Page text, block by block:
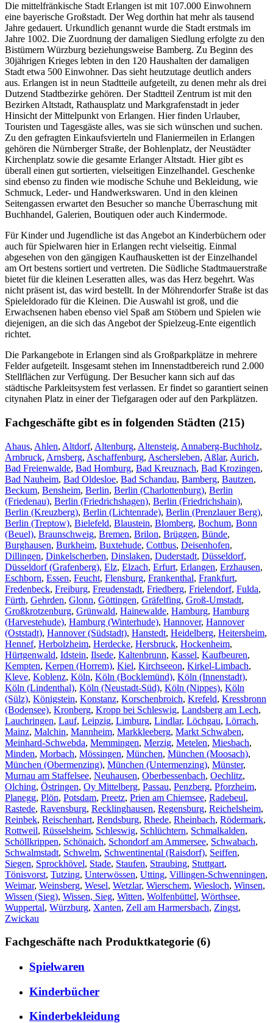
Die mittelfränkische Stadt Erlangen ist mit 107.000 Einwohnern
eine bayerische Großstadt. Der Weg dorthin hat mehr als tausend
Jahre gedauert. Urkundlich genannt wurde die Stadt erstmals im
Jahre 1002. Die Zuordnung der damaligen Siedlung erfolgte zu den
Bistümern Würzburg beziehungsweise Bamberg. Zu Beginn des
30jährigen Krieges lebten in den 120 Haushalten der damaligen
Stadt etwa 500 Einwohner. Das sieht heutzutage deutlich anders
aus. Erlangen ist in neun Stadtteile aufgeteilt, zu denen mehr als drei
Dutzend Stadtbezirke gehören. Der Stadtteil Zentrum ist mit den
Bezirken Altstadt, Rathausplatz und Markgrafenstadt in jeder
Hinsicht der Mittelpunkt von Erlangen. Hier finden Urlauber,
Touristen und Tagesgäste alles, was sie sich wünschen und suchen.
Zu den gefragten Einkaufsvierteln und Flaniermeilen in Erlangen
gehören die Nürnberger Straße, der Bohlenplatz, der Neustädter
Kirchenplatz sowie die gesamte Erlanger Altstadt. Hier gibt es
überall einen gut sortierten, vielseitigen Einzelhandel. Geschenke
sind ebenso zu finden wie modische Schuhe und Bekleidung, wie
Schmuck, Leder- und Handwerkswaren. Und in den kleinen
Seitengassen erwartet den Besucher so manche Überraschung mit
Buchhandel, Galerien, Boutiquen oder auch Kindermode.
Für Kinder und Jugendliche ist das Angebot an Kinderbüchern oder
auch für Spielwaren hier in Erlangen recht vielseitig. Einmal
abgesehen von den gängigen Kaufhausketten ist der Einzelhandel
am Ort bestens sortiert und vertreten. Die Südliche Stadtmauerstraße
bietet für die kleinen Leseratten alles, was das Herz begehrt. Was
nicht präsent ist, das wird bestellt. In der Möhrendorfer Straße ist das
Spieleldorado für die Kleinen. Die Auswahl ist groß, und die
Erwachsenen haben ebenso viel Spaß am Stöbern und Spielen wie
diejenigen, an die sich das Angebot der Spielzeug-Ente eigentlich
richtet.
Die Parkangebote in Erlangen sind als Großparkplätze in mehrere
Felder aufgeteilt. Insgesamt stehen im Innenstadtbereich rund 2.000
Stellflächen zur Verfügung. Der Besucher kann sich auf das
städtische Parkleitsystem fest verlassen. Er findet so garantiert seinen
citynahen Platz in einer der Tiefgaragen oder auf den Parkplätzen.
Fachgeschäfte gibt es in folgenden Städten (215)
Ahaus, Ahlen, Altdorf, Altenburg, Altensteig, Annaberg-Buchholz,
Arnbruck, Arnsberg, Aschaffenburg, Aschersleben, Aßlar, Aurich,
Bad Freienwalde, Bad Homburg, Bad Kreuznach, Bad Krozingen,
Bad Nauheim, Bad Oldesloe, Bad Schandau, Bamberg, Bautzen,
Beckum, Bensheim, Berlin, Berlin (Charlottenburg), Berlin
(Friedenau), Berlin (Friedrichshagen), Berlin (Friedrichshain),
Berlin (Kreuzberg), Berlin (Lichtenrade), Berlin (Prenzlauer Berg),
Berlin (Treptow), Bielefeld, Blaustein, Blomberg, Bochum, Bonn
(Beuel), Braunschweig, Bremen, Brilon, Brüggen, Bünde,
Burghausen, Burkheim, Buxtehude, Cottbus, Deisenhofen,
Dillingen, Dinkelscherben, Dinslaken, Duderstadt, Düsseldorf,
Düsseldorf (Grafenberg), Elz, Elzach, Erfurt, Erlangen, Erzhausen,
Eschborn, Essen, Feucht, Flensburg, Frankenthal, Frankfurt,
Fredenbeck, Freiburg, Freudenstadt, Friedberg, Frielendorf, Fulda,
Fürth, Gehrden, Glonn, Göttingen, Gräfelfing, Groß-Umstadt,
Großkrotzenburg, Grünwald, Hainewalde, Hamburg, Hamburg
(Harvestehude), Hamburg (Winterhude), Hannover, Hannover
(Oststadt), Hannover (Südstadt), Hanstedt, Heidelberg, Heitersheim,
Hennef, Herbolzheim, Herdecke, Hersbruck, Hockenheim,
Hürtgenwald, Idstein, Ilsede, Kaltenbrunn, Kassel, Kaufbeuren,
Kempten, Kerpen (Horrem), Kiel, Kirchseeon, Kirkel-Limbach,
Kleve, Koblenz, Köln, Köln (Bocklemünd), Köln (Innenstadt),
Köln (Lindenthal), Köln (Neustadt-Süd), Köln (Nippes), Köln
(Sülz), Königstein, Konstanz, Korschenbroich, Krefeld, Kressbronn
(Bodensee), Kronberg, Kropp bei Schleswig, Landsberg am Lech,
Lauchringen, Lauf, Leipzig, Limburg, Lindlar, Löchgau, Lörrach,
Mainz, Malchin, Mannheim, Markkleeberg, Markt Schwaben,
Meinhard-Schwebda, Memmingen, Merzig, Metelen, Miesbach,
Minden, Morbach, Mössingen, München, München (Moosach),
München (Obermenzing), München (Untermenzing), Münster,
Murnau am Staffelsee, Neuhausen, Oberbessenbach, Oechlitz,
Olching, Östringen, Oy Mittelberg, Passau, Penzberg, Pforzheim,
Planegg, Plön, Potsdam, Preetz, Prien am Chiemsee, Radebeul,
Rastede, Ravensburg, Recklinghausen, Regensburg, Reichelsheim,
Reinbek, Reischenhart, Rendsburg, Rhede, Rheinbach, Rödermark,
Rottweil, Rüsselsheim, Schleswig, Schlüchtern, Schmalkalden,
Schöllkrippen, Schönaich, Schondorf am Ammersee, Schwabach,
Schwalmstadt, Schwelm, Schwentinental (Raisdorf), Seiffen,
Siegen, Sprockhövel, Stade, Staufen, Straubing, Stuttgart,
Tönisvorst, Tutzing, Unterwössen, Utting, Villingen-Schwenningen,
Weimar, Weinsberg, Wesel, Wetzlar, Wierschem, Wiesloch, Winsen,
Wissen (Sieg), Wissen, Sieg, Witten, Wolfenbüttel, Wörthsee,
Wuppertal, Würzburg, Xanten, Zell am Harmersbach, Zingst,
Zwickau
Fachgeschäfte nach Produktkategorie (6)
Spielwaren
Kinderbücher
Kinderbekleidung